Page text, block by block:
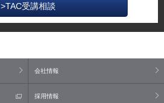
>TAC受講相談
会社情報
採用情報